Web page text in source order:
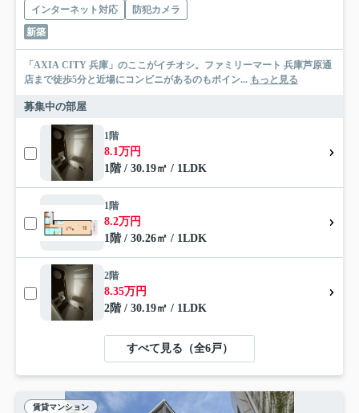
インターネット対応
防犯カメラ
新築
「AXIA CITY 兵庫」のここがイチオシ。ファミリーマート 兵庫芦原通
店まで徒歩5分と近場にコンビニがあるのもポイン... もっと見る
募集中の部屋
1階
8.1万円
1階 / 30.19㎡ / 1LDK
1階
8.2万円
1階 / 30.26㎡ / 1LDK
2階
8.35万円
2階 / 30.19㎡ / 1LDK
すべて見る（全6戸）
賃貸マンション